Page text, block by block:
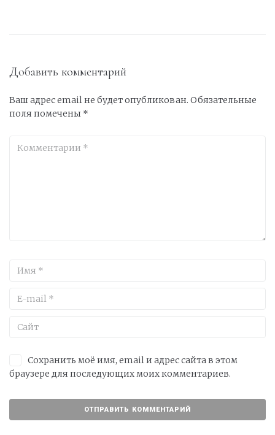
Добавить комментарий
Ваш адрес email не будет опубликован. Обязательные
поля помечены *
Сохранить моё имя, email и адрес сайта в этом
браузере для последующих моих комментариев.